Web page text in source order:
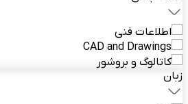
اطلاعات فنی
CAD and Drawings
کاتالوگ و بروشور
زبان